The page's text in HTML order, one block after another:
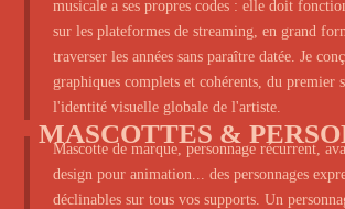
musicale a ses propres codes : elle doit
sur les plateformes de streaming, en grand
traverser les années sans paraître datée. Je
graphiques complets et cohérents, du premier
l'identité visuelle globale de l'artiste.
MASCOTTES &
Mascotte de marque, personnage récurrent,
design pour animation... des personnages
déclinables sur tous vos supports. Un